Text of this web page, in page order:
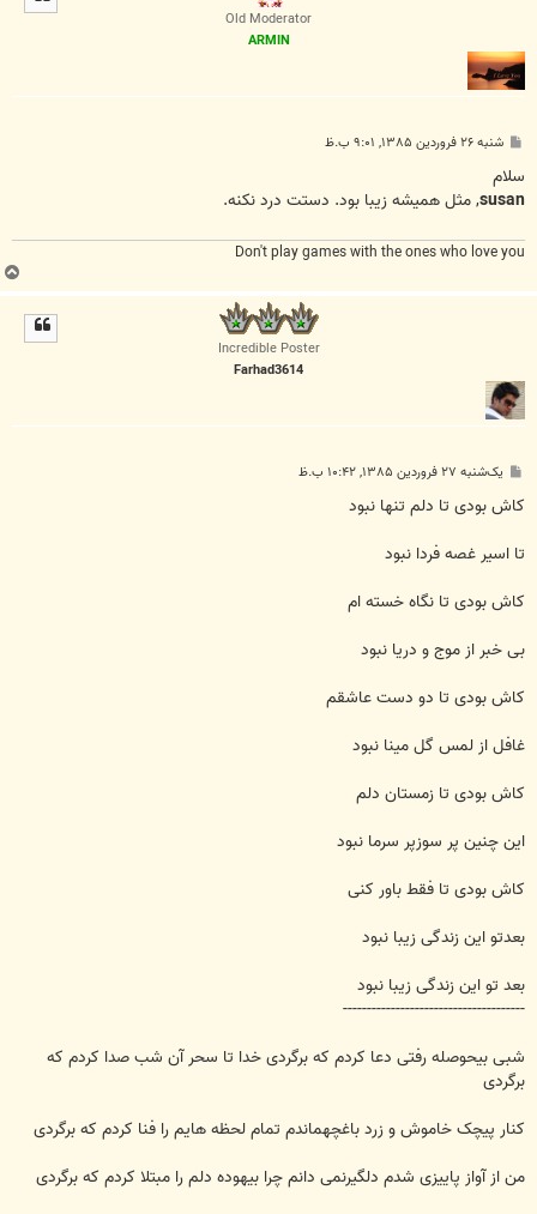
Old Moderator
ARMIN
پ
ت
شنبه ۲۶ فروردین ۱۳۸۵, ۹:۰۱ ب.ظ
سلام
susan, مثل هميشه زيبا بود. دستت درد نکنه.
Don't play games with the ones who love you
ب
ا
Incredible Poster
Farhad3614
پ
ت
یک‌شنبه ۲۷ فروردین ۱۳۸۵, ۱۰:۴۲ ب.ظ
کاش بودی تا دلم تنها نبود
تا اسیر غصه فردا نبود
کاش بودی تا نگاه خسته ام
بی خبر از موج و دریا نبود
کاش بودی تا دو دست عاشقم
غافل از لمس گل مینا نبود
کاش بودی تا زمستان دلم
این چنین پر سوزپر سرما نبود
کاش بودی تا فقط باور کنی
بعدتو این زندگی زیبا نبود
بعد تو این زندگی زیبا نبود
--------------------------------------
شبی بیحوصله رفتی دعا کردم که برگردی خدا تا سحر آن شب صدا کردم که
برگردی
کنار پیچک خاموش و زرد باغچهماندم تمام لحظه هایم را فنا کردم که برگردی
من از آواز پاییزی شدم دلگیرنمی دانم چرا بیهوده دلم را مبتلا کردم که برگردی